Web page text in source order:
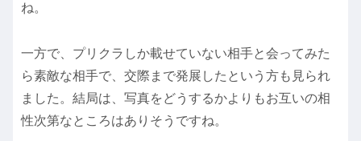
ね。
一方で、プリクラしか載せていない相手と会ってみた
ら素敵な相手で、交際まで発展したという方も見られ
ました。結局は、写真をどうするかよりもお互いの相
性次第なところはありそうですね。